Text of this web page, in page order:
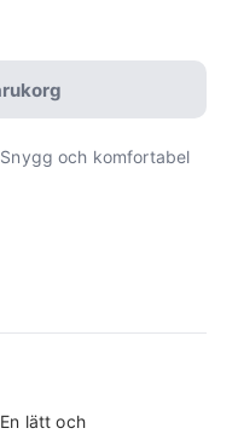
Snygg och komfortabel
lätt och